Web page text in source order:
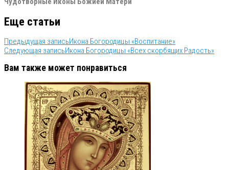
Еще статьи
Предыдущая записьИкона Богородицы «Воспитание»
Следующая записьИкона Богородицы «Всех скорбящих Радость»
Вам также может понравиться